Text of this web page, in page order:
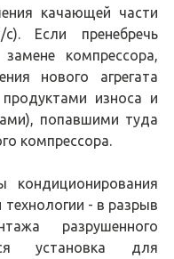
качающей части
Если пренебречь
компрессора,
нового агрегата
износа и
попавшими туда
компрессора.
кондиционирования
- в разрыв
разрушенного
установка для